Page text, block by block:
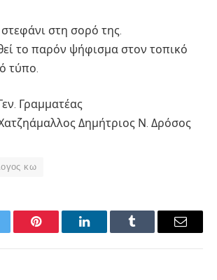
στη σορό της.
το παρόν ψήφισμα στον τοπικό
τύπο.
Γραμματέας
Δημήτριος Ν. Δρόσος
κω
Pinterest LinkedInTumblr Email